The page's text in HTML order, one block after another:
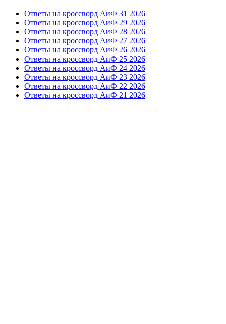
Ответы на кроссворд АиФ 31 2026
Ответы на кроссворд АиФ 29 2026
Ответы на кроссворд АиФ 28 2026
Ответы на кроссворд АиФ 27 2026
Ответы на кроссворд АиФ 26 2026
Ответы на кроссворд АиФ 25 2026
Ответы на кроссворд АиФ 24 2026
Ответы на кроссворд АиФ 23 2026
Ответы на кроссворд АиФ 22 2026
Ответы на кроссворд АиФ 21 2026